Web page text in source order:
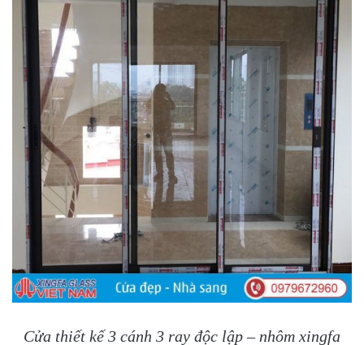
Cửa thiết kế 3 cánh 3 ray độc lập – nhôm xingfa